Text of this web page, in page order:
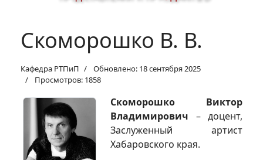
Скоморошко В. В.
Кафедра РТПиП
Обновлено: 18 сентября 2025
Просмотров: 1858
Скоморошко Виктор
Владимирович – доцент,
Заслуженный артист
Хабаровского края.